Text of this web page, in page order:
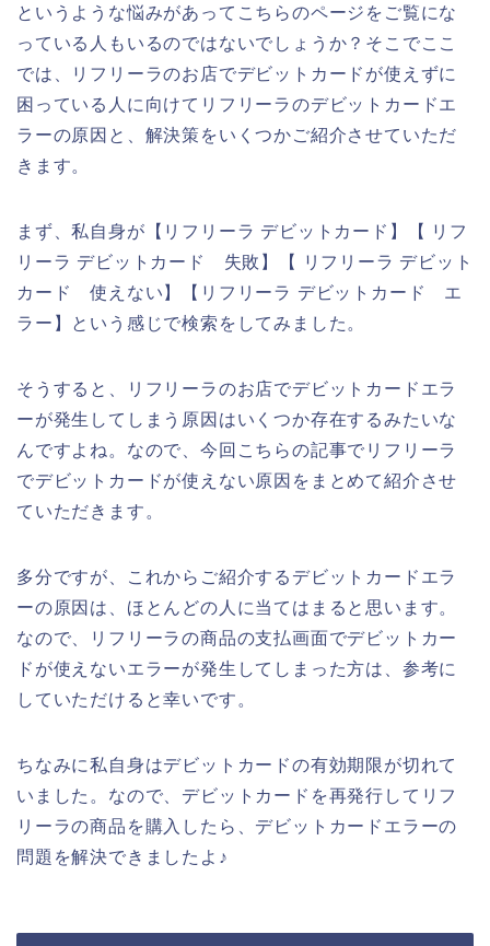
というような悩みがあってこちらのページをご覧にな
っている人もいるのではないでしょうか？そこでここ
では、リフリーラのお店でデビットカードが使えずに
困っている人に向けてリフリーラのデビットカードエ
ラーの原因と、解決策をいくつかご紹介させていただ
きます。
まず、私自身が【リフリーラ デビットカード】【 リフ
リーラ デビットカード 失敗】【 リフリーラ デビット
カード 使えない】【リフリーラ デビットカード エ
ラー】という感じで検索をしてみました。
そうすると、リフリーラのお店でデビットカードエラ
ーが発生してしまう原因はいくつか存在するみたいな
んですよね。なので、今回こちらの記事でリフリーラ
でデビットカードが使えない原因をまとめて紹介させ
ていただきます。
多分ですが、これからご紹介するデビットカードエラ
ーの原因は、ほとんどの人に当てはまると思います。
なので、リフリーラの商品の支払画面でデビットカー
ドが使えないエラーが発生してしまった方は、参考に
していただけると幸いです。
ちなみに私自身はデビットカードの有効期限が切れて
いました。なので、デビットカードを再発行してリフ
リーラの商品を購入したら、デビットカードエラーの
問題を解決できましたよ♪